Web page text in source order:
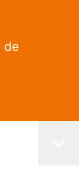
de